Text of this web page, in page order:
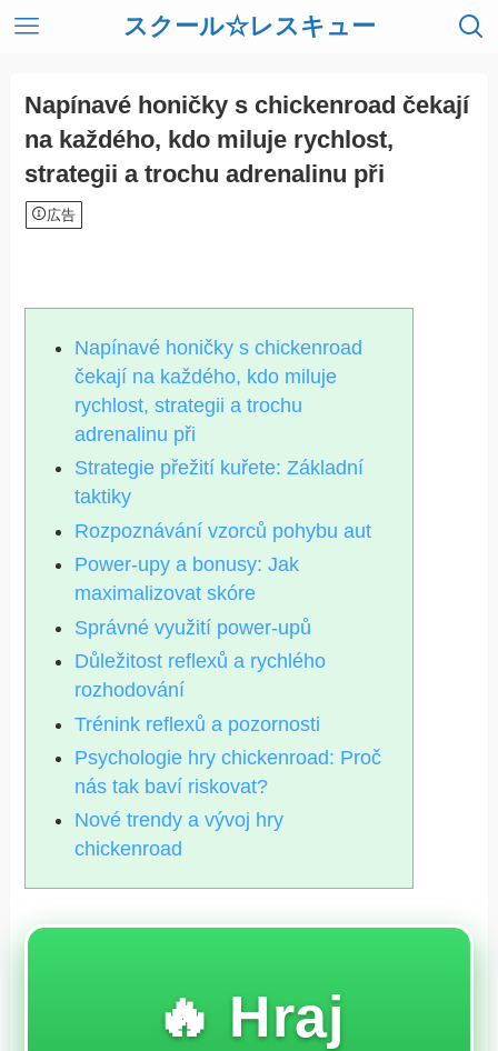
スクール☆レスキュー
Napínavé honičky s chickenroad čekají
na každého, kdo miluje rychlost,
strategii a trochu adrenalinu při
広告
Napínavé honičky s chickenroad
čekají na každého, kdo miluje
rychlost, strategii a trochu
adrenalinu při
Strategie přežití kuřete: Základní
taktiky
Rozpoznávání vzorců pohybu aut
Power-upy a bonusy: Jak
maximalizovat skóre
Správné využití power-upů
Důležitost reflexů a rychlého
rozhodování
Trénink reflexů a pozornosti
Psychologie hry chickenroad: Proč
nás tak baví riskovat?
Nové trendy a vývoj hry
chickenroad
🔥 Hraj